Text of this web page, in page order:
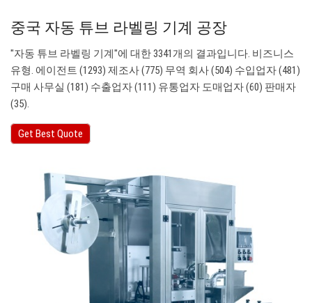
중국 자동 튜브 라벨링 기계 공장
"자동 튜브 라벨링 기계"에 대한 3341개의 결과입니다. 비즈니스
유형. 에이전트 (1293) 제조사 (775) 무역 회사 (504) 수입업자 (481)
구매 사무실 (181) 수출업자 (111) 유통업자 도매업자 (60) 판매자
(35).
Get Best Quote